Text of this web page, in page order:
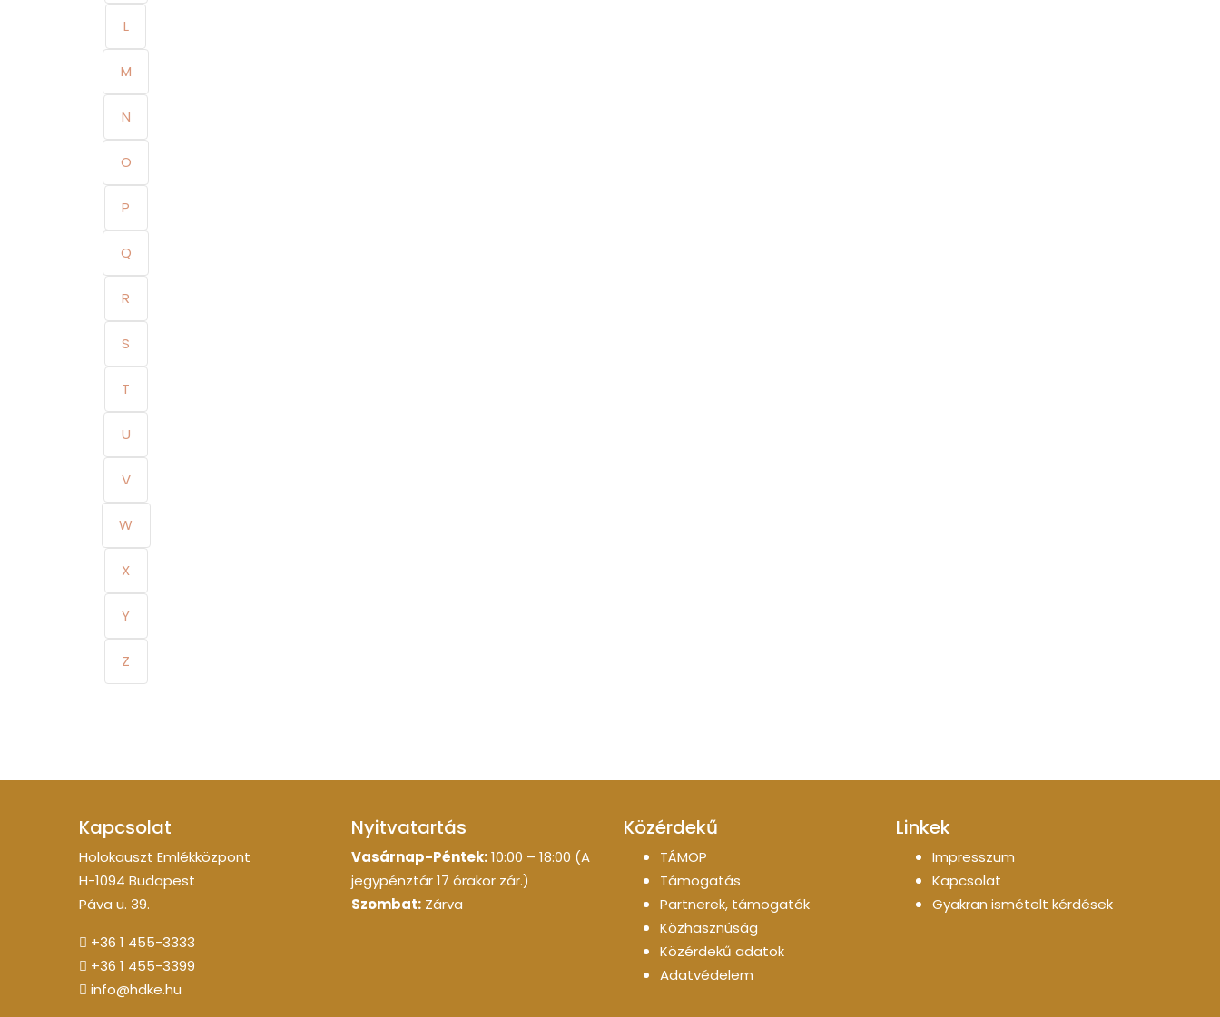
L
M
N
O
P
Q
R
S
T
U
V
W
X
Y
Z
Kapcsolat
Holokauszt Emlékközpont
H-1094 Budapest
Páva u. 39.
+36 1 455-3333
+36 1 455-3399
info@hdke.hu
Nyitvatartás
Vasárnap-Péntek:10:00 – 18:00 (A
jegypénztár 17 órakor zár.)
Szombat: Zárva
Közérdekű
TÁMOP
Támogatás
Partnerek, támogatók
Közhasznúság
Közérdekű adatok
Adatvédelem
Linkek
Impresszum
Kapcsolat
Gyakran ismételt kérdések